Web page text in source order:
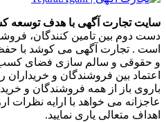
سایت تجارت آگهی با هدف توسعه
دست دوم بین تامین کنندگان،
است . تجارت آگهی می کوشد با
و حقوقی و سالم سازی فضای کسب و
اعتماد بین فروشندگان و خریداران
باروی باز از همه فروشندگان و
عاجزانه می خواهد با ارایه نظرات
اهداف متعالی یاری نمایید.